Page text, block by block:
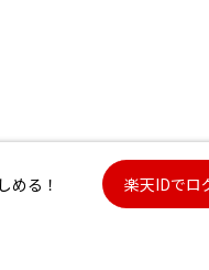
める！ 楽天IDでロ